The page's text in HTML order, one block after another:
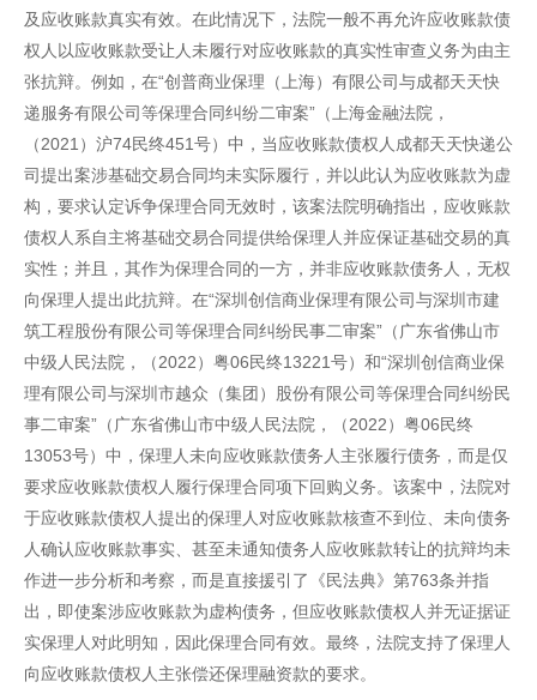
及应收账款真实有效。在此情况下，法院一般不再允许应收账款债
权人以应收账款受让人未履行对应收账款的真实性审查义务为由主
张抗辩。例如，在“创普商业保理（上海）有限公司与成都天天快
递服务有限公司等保理合同纠纷二审案”（上海金融法院，
（2021）沪74民终451号）中，当应收账款债权人成都天天快递公
司提出案涉基础交易合同均未实际履行，并以此认为应收账款为虚
构，要求认定诉争保理合同无效时，该案法院明确指出，应收账款
债权人系自主将基础交易合同提供给保理人并应保证基础交易的真
实性；并且，其作为保理合同的一方，并非应收账款债务人，无权
向保理人提出此抗辩。在“深圳创信商业保理有限公司与深圳市建
筑工程股份有限公司等保理合同纠纷民事二审案”（广东省佛山市
中级人民法院，（2022）粤06民终13221号）和“深圳创信商业保
理有限公司与深圳市越众（集团）股份有限公司等保理合同纠纷民
事二审案”（广东省佛山市中级人民法院，（2022）粤06民终
13053号）中，保理人未向应收账款债务人主张履行债务，而是仅
要求应收账款债权人履行保理合同项下回购义务。该案中，法院对
于应收账款债权人提出的保理人对应收账款核查不到位、未向债务
人确认应收账款事实、甚至未通知债务人应收账款转让的抗辩均未
作进一步分析和考察，而是直接援引了《民法典》第763条并指
出，即使案涉应收账款为虚构债务，但应收账款债权人并无证据证
实保理人对此明知，因此保理合同有效。最终，法院支持了保理人
向应收账款债权人主张偿还保理融资款的要求。